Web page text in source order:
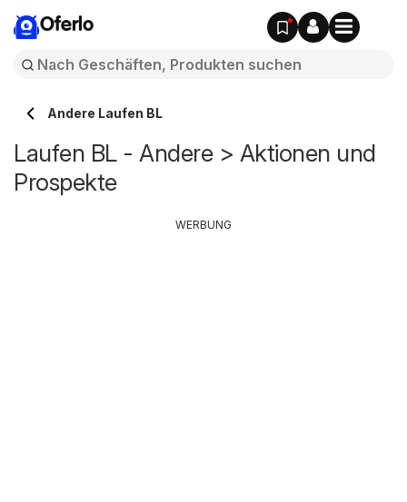
Oferlo
Andere Laufen BL
Laufen BL - Andere > Aktionen und
Prospekte
WERBUNG